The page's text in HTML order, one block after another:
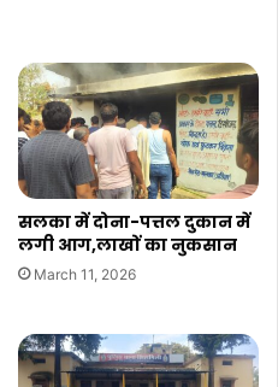
सलका में दोना-पत्तल दुकान में
लगी आग,लाखों का नुकसान
March 11, 2026